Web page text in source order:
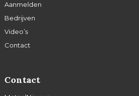
Aanmelden
Bedrijven
Video’s
Contact
Contact